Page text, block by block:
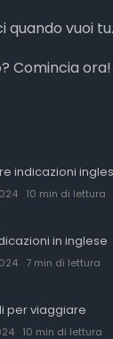
quando vuoi tu.
Comincia ora!
indicazioni
10 min di lettura
in inglese
7 min di lettura
per viaggiare
10 min di lettura